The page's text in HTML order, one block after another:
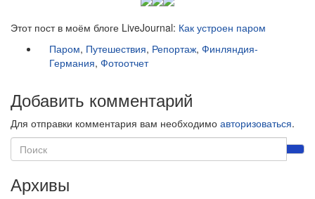
Этот пост в моём блоге LiveJournal: Как устроен паром
Паром, Путешествия, Репортаж, Финляндия-
Германия, Фотоотчет
Добавить комментарий
Для отправки комментария вам необходимо авторизоваться.
Архивы